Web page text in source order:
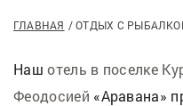
ГЛАВНАЯ ОТДЫХ С
Нашотель в поселке
Феодосией «Аравана»